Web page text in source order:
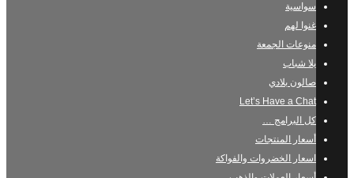
سواسية
غنوا لهم
منوعات الجمعة
يلا شباب
صالون بلادي
Let’s Have a Chat
كل البرامج …
أسعار المنتجات
اسعار الخضروات والفواكة